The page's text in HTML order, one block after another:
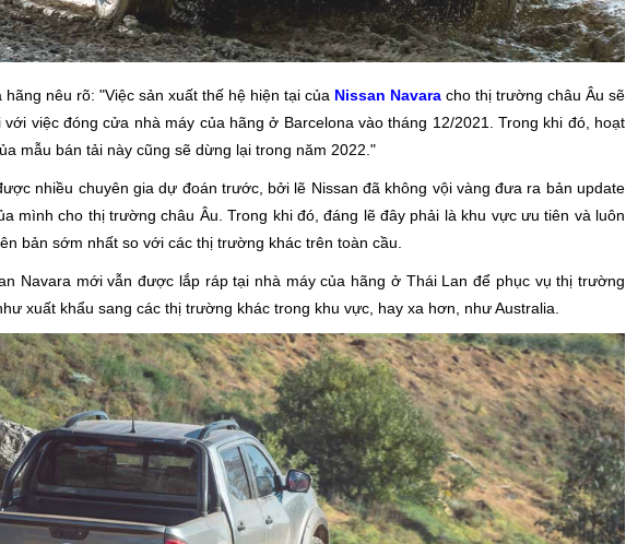
hãng nêu rõ: "Việc sản xuất thế hệ hiện tại của Nissan Navara cho thị trường châu Âu sẽ
với việc đóng cửa nhà máy của hãng ở Barcelona vào tháng 12/2021. Trong khi đó, hoạt
mẫu bán tải này cũng sẽ dừng lại trong năm 2022."
nhiều chuyên gia dự đoán trước, bởi lẽ Nissan đã không vội vàng đưa ra bản update
mình cho thị trường châu Âu. Trong khi đó, đáng lẽ đây phải là khu vực ưu tiên và luôn
bản sớm nhất so với các thị trường khác trên toàn cầu.
Navara mới vẫn được lắp ráp tại nhà máy của hãng ở Thái Lan để phục vụ thị trường
xuất khẩu sang các thị trường khác trong khu vực, hay xa hơn, như Australia.